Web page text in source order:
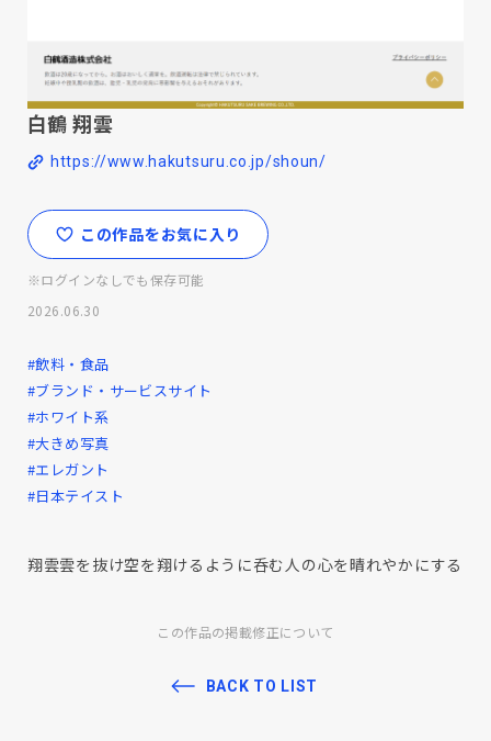
白鶴 翔雲
https://www.hakutsuru.co.jp/shoun/
この作品をお気に入り
※ログインなしでも保存可能
2026.06.30
#飲料・食品
#ブランド・サービスサイト
#ホワイト系
#大きめ写真
#エレガント
#日本テイスト
翔雲雲を抜け空を翔けるように呑む人の心を晴れやかにする
この作品の掲載修正について
BACK TO LIST